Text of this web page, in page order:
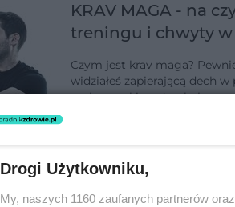
KRAV MAGA - na
treningu i chwyty w
Czym jest krav maga?
widziałeś zapierającą dech
ruchem ręki można było
Drogi Użytkowniku,
My, naszych 1160 zaufanych partnerów